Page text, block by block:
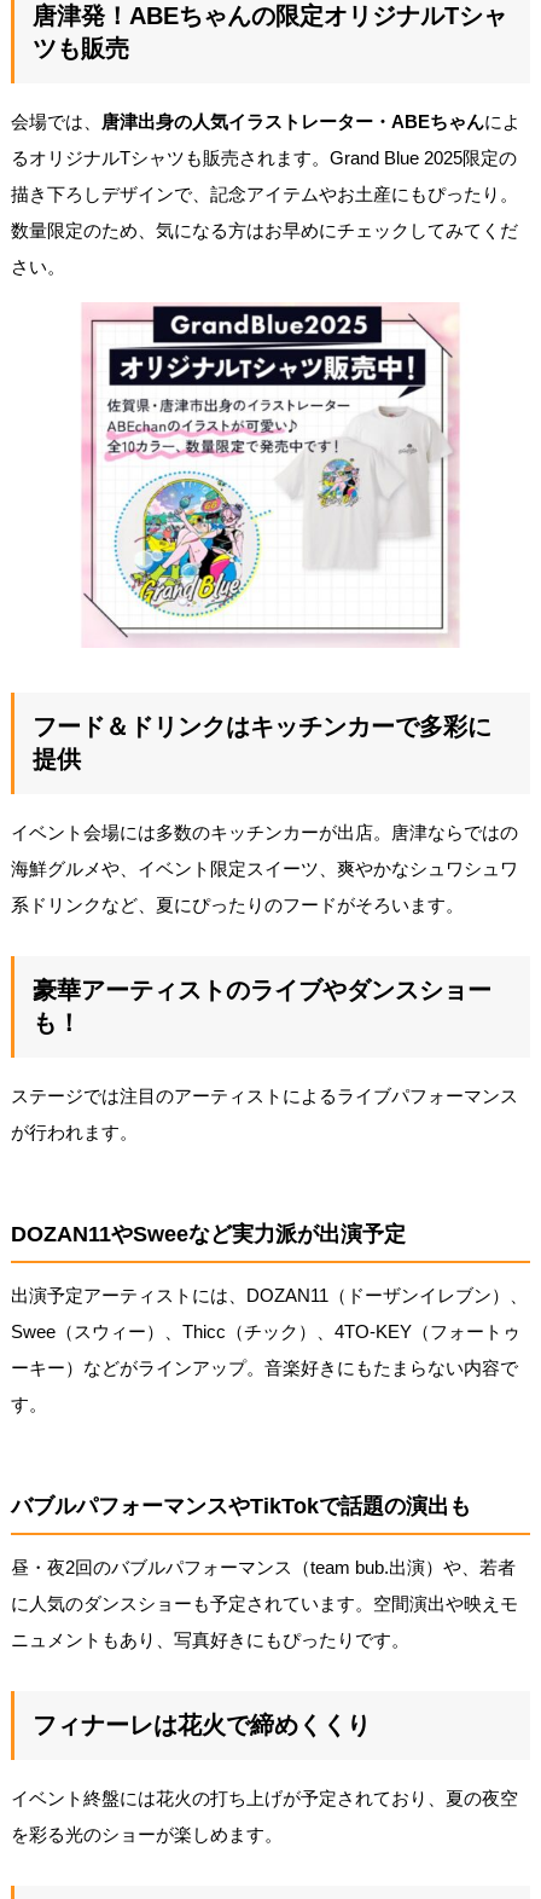
唐津発！ABEちゃんの限定オリジナルTシャ
ツも販売
会場では、 唐津出身の人気イラストレーター・ABEちゃんによ
るオリジナルTシャツも販売されます。Grand Blue 2025限定の
描き下ろしデザインで、記念アイテムやお土産にもぴったり。
数量限定のため、気になる方はお早めにチェックしてみてくだ
さい。
フード＆ドリンクはキッチンカーで多彩に
提供
イベント会場には多数のキッチンカーが出店。唐津ならではの
海鮮グルメや、イベント限定スイーツ、爽やかなシュワシュワ
系ドリンクなど、夏にぴったりのフードがそろいます。
豪華アーティストのライブやダンスショー
も！
ステージでは注目のアーティストによるライブパフォーマンス
が行われます。
DOZAN11やSweeなど実力派が出演予定
出演予定アーティストには、DOZAN11（ドーザンイレブン）、
Swee（スウィー）、Thicc（チック）、4TO-KEY（フォートゥ
ーキー）などがラインアップ。音楽好きにもたまらない内容で
す。
バブルパフォーマンスやTikTokで話題の演出も
昼・夜2回のバブルパフォーマンス（team bub.出演）や、若者
に人気のダンスショーも予定されています。空間演出や映えモ
ニュメントもあり、写真好きにもぴったりです。
フィナーレは花火で締めくくり
イベント終盤には花火の打ち上げが予定されており、夏の夜空
を彩る光のショーが楽しめます。